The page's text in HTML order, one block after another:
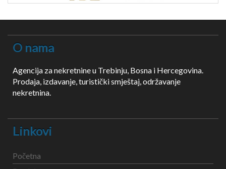
O nama
Agencija za nekretnine u Trebinju, Bosna i Hercegovina.
Prodaja, izdavanje, turistički smještaj, održavanje
nekretnina.
Linkovi
Početna